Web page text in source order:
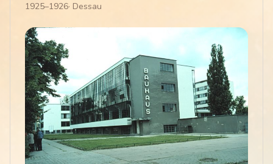
1925–1926· Dessau